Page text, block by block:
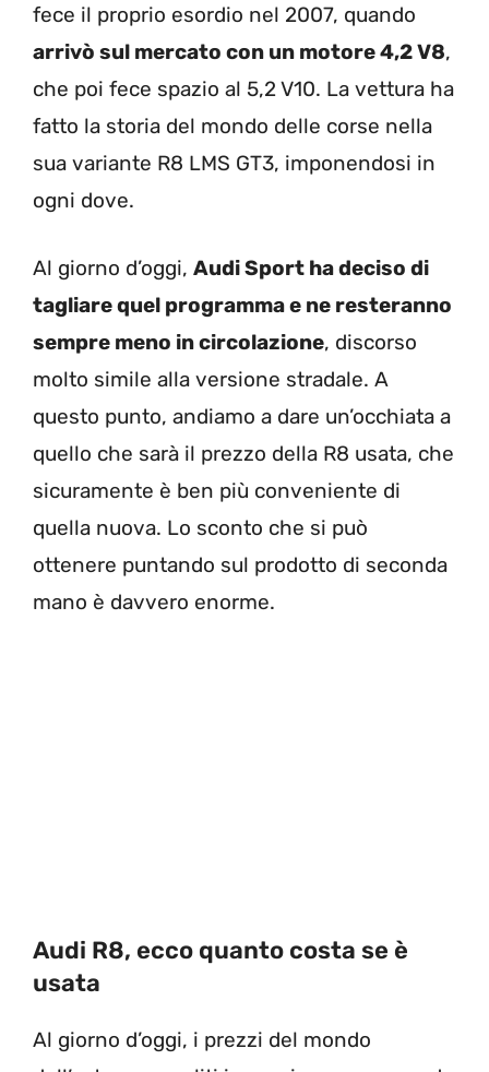
fece il proprio esordio nel 2007, quando
arrivò sul mercato con un motore 4,2 V8,
che poi fece spazio al 5,2 V10. La vettura ha
fatto la storia del mondo delle corse nella
sua variante R8 LMS GT3, imponendosi in
ogni dove.
Al giorno d’oggi, Audi Sport ha deciso di
tagliare quel programma e ne resteranno
sempre meno in circolazione, discorso
molto simile alla versione stradale. A
questo punto, andiamo a dare un’occhiata a
quello che sarà il prezzo della R8 usata, che
sicuramente è ben più conveniente di
quella nuova. Lo sconto che si può
ottenere puntando sul prodotto di seconda
mano è davvero enorme.
Audi R8, ecco quanto costa se è
usata
Al giorno d’oggi, i prezzi del mondo